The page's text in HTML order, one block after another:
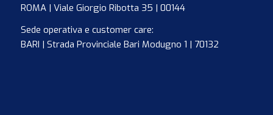
ROMA | Viale Giorgio Ribotta 35 | 00144
Sede operativa e customer care:
BARI | Strada Provinciale Bari Modugno 1 | 70132